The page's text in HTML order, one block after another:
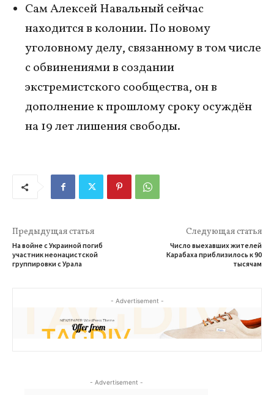
Сам Алексей Навальный сейчас
находится в колонии. По новому
уголовному делу, связанному в том числе
с обвинениями в создании
экстремистского сообщества, он в
дополнение к прошлому сроку осуждён
на 19 лет лишения свободы.
Предыдущая статья
На войне с Украиной погиб
участник неонацистской
группировки с Урала
Следующая статья
Число выехавших жителей
Карабаха приблизилось к 90
тысячам
- Advertisement -
- Advertisement -